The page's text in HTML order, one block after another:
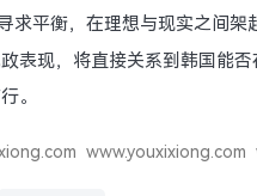
求平衡，在理想与现实之间架
表现，将直接关系到韩国能
。
www.youxixiong.com